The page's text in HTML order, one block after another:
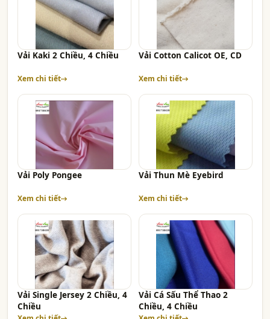
Vải Kaki 2 Chiều, 4 Chiều
Xem chi tiết
Vải Cotton Calicot OE, CD
Xem chi tiết
Vải Poly Pongee
Xem chi tiết
Vải Thun Mè Eyebird
Xem chi tiết
Vải Single Jersey 2 Chiều, 4
Chiều
Vải Cá Sấu Thể Thao 2
Chiều, 4 Chiều